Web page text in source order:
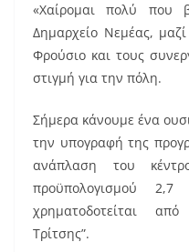
«Χαίρομαι πολύ που
Δημαρχείο Νεμέας,
Φρούσιο και τους
στιγμή για την πόλη.
Σήμερα κάνουμε ένα
την υπογραφή της
ανάπλαση του
προϋπολογισμού
χρηματοδοτείται
Τρίτσης”.